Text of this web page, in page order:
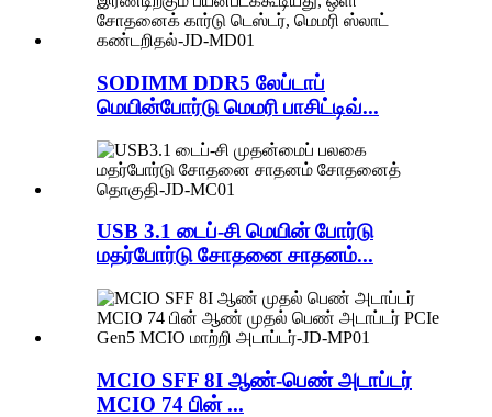
SODIMM DDR5 லேப்டாப்
மெயின்போர்டு மெமரி பாசிட்டிவ்...
USB 3.1 டைப்-சி மெயின் போர்டு
மதர்போர்டு சோதனை சாதனம்...
MCIO SFF 8I ஆண்-பெண் அடாப்டர்
MCIO 74 பின் ...